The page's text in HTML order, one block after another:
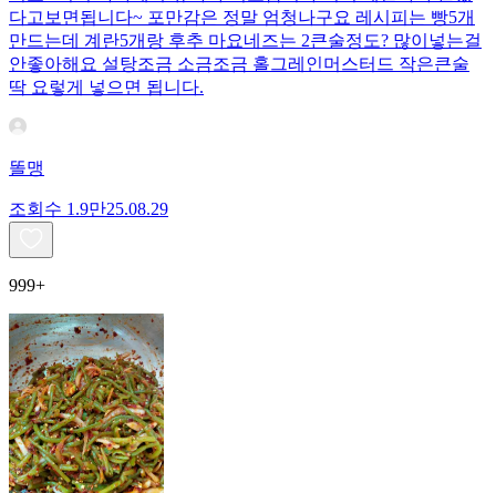
다고보면됩니다~ 포만감은 정말 엄청나구요 레시피는 빵5개
만드는데 계란5개랑 후추 마요네즈는 2큰술정도? 많이넣는걸
안좋아해요 설탕조금 소금조금 홀그레인머스터드 작은큰술
딱 요렇게 넣으면 됩니다.
똘맹
조회수 1.9만25.08.29
999+